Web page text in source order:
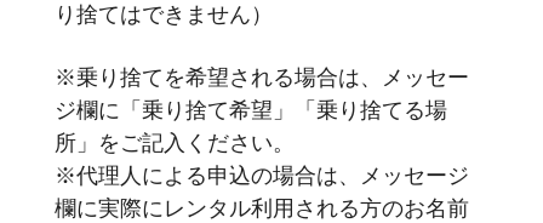
り捨てはできません）
※乗り捨てを希望される場合は、メッセー
ジ欄に「乗り捨て希望」「乗り捨てる場
所」をご記入ください。
※代理人による申込の場合は、メッセージ
欄に実際にレンタル利用される方のお名前